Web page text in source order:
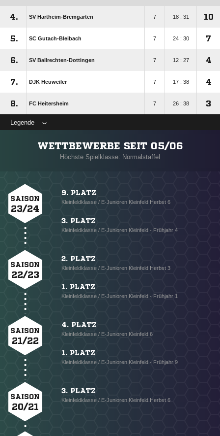
4. SV Hartheim-Bremgarten 7 18 : 31 10
5. SC Gutach-Bleibach 7 24 : 30 7
6. SV Ballrechten-Dottingen 7 12 : 27 4
7. DJK Heuweiler 7 17 : 38 4
8. FC Heitersheim 7 26 : 38 3
Legende
WETTBEWERBE SEIT 05/06
Höchste Spielklasse: Normalstaffel
SAISON
23/24
9. PLATZ
Kleinfeldklasse / E-Junioren Kleinfeld Herbst 6
3. PLATZ
Kleinfeldklasse / E-Junioren Kleinfeld - Frühjahr 4
SAISON
22/23
2. PLATZ
Kleinfeldklasse / E-Junioren Kleinfeld Herbst 3
1. PLATZ
Kleinfeldklasse / E-Junioren Kleinfeld - Frühjahr 1
SAISON
21/22
4. PLATZ
Kleinfeldklasse / E-Junioren Kleinfeld 6
1. PLATZ
Kleinfeldklasse / E-Junioren Kleinfeld - Frühjahr 9
SAISON
20/21
3. PLATZ
Kleinfeldklasse / E-Junioren Kleinfeld Herbst 6